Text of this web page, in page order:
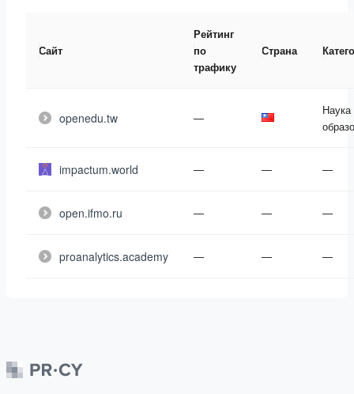
Сайт
Рейтинг
по
трафику
Страна
openedu.tw —
Наука
impactum.world — — —
open.ifmo.ru — — —
proanalytics.academy — — —